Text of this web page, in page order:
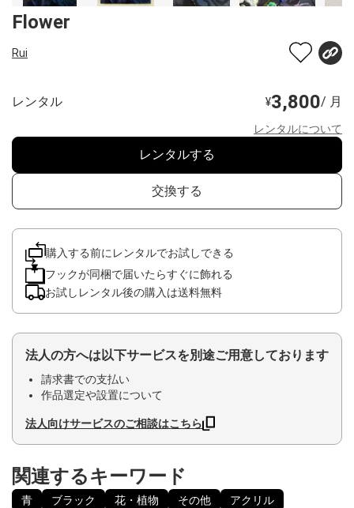
Flower
Rui
レンタル ¥3,800/ 月
レンタルについて
レンタルする
交換する
購入する前にレンタルでお試しできる
フックが同梱で届いたらすぐに飾れる
お試しレンタル後の購入は送料無料
法人の方へは以下サービスを別途ご用意しております
請求書での支払い
作品選定や設置について
法人向けサービスのご相談はこちら
関連するキーワード
青 ブラック 花・植物 その他
アクリル